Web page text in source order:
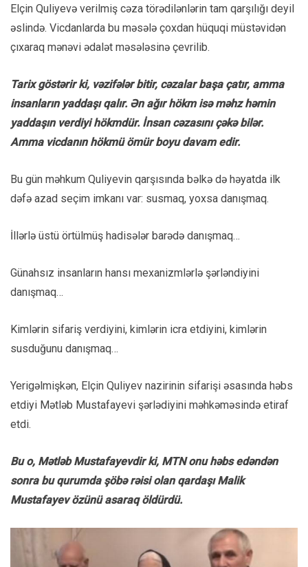
Elçin Quliyevə verilmiş cəza törədilənlərin tam qarşılığı deyil
əslində. Vicdanlarda bu məsələ çoxdan hüquqi müstəvidən
çıxaraq mənəvi ədalət məsələsinə çevrilib.
Tarix göstərir ki, vəzifələr bitir, cəzalar başa çatır, amma
insanların yaddaşı qalır. Ən ağır hökm isə məhz həmin
yaddaşın verdiyi hökmdür. İnsan cəzasını çəkə bilər.
Amma vicdanın hökmü ömür boyu davam edir.
Bu gün məhkum Quliyevin qarşısında bəlkə də həyatda ilk
dəfə azad seçim imkanı var: susmaq, yoxsa danışmaq.
İllərlə üstü örtülmüş hadisələr barədə danışmaq…
Günahsız insanların hansı mexanizmlərlə şərləndiyini
danışmaq…
Kimlərin sifariş verdiyini, kimlərin icra etdiyini, kimlərin
susduğunu danışmaq…
Yerigəlmişkən, Elçin Quliyev nazirinin sifarişi əsasında həbs
etdiyi Mətləb Mustafayevi şərlədiyini məhkəməsində etiraf
etdi.
Bu o, Mətləb Mustafayevdir ki, MTN onu həbs edəndən
sonra bu qurumda şöbə rəisi olan qardaşı Malik
Mustafayev özünü asaraq öldürdü.